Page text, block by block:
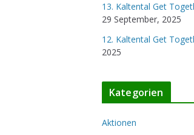
13. Kaltental Get
29 September, 2025
12. Kaltental Get
2025
Kategorien
Aktionen